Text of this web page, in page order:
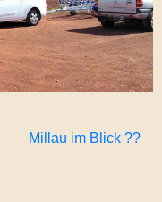
Millau im Blick ??